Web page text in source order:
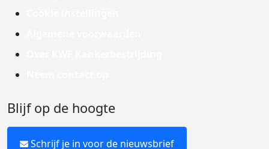
Blijf op de hoogte
Schrijf je in voor de nieuwsbrief